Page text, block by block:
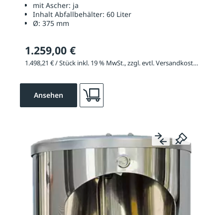
mit Ascher: ja
Inhalt Abfallbehälter: 60 Liter
Ø: 375 mm
1.259,00 €
1.498,21 € / Stück inkl. 19 % MwSt., zzgl. evtl. Versandkosten
Ansehen